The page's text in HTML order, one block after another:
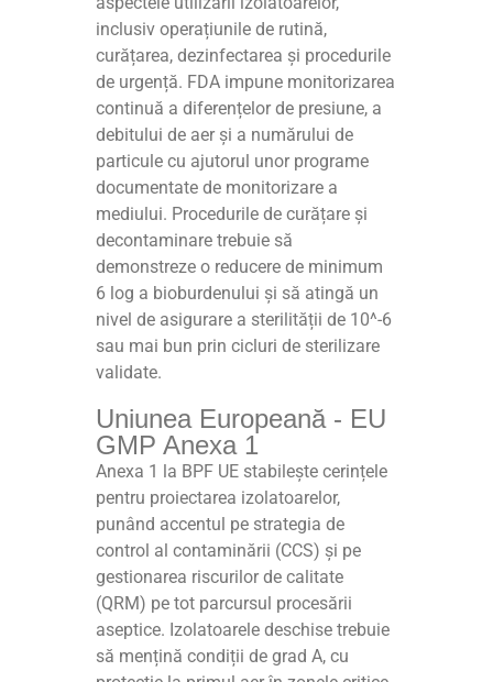
inclusiv operațiunile de rutină,
curățarea, dezinfectarea și procedurile
de urgență. FDA impune monitorizarea
continuă a diferențelor de presiune, a
debitului de aer și a numărului de
particule cu ajutorul unor programe
documentate de monitorizare a
mediului. Procedurile de curățare și
decontaminare trebuie să
demonstreze o reducere de minimum
6 log a bioburdenului și să atingă un
nivel de asigurare a sterilității de 10^-6
sau mai bun prin cicluri de sterilizare
validate.
Uniunea Europeană - EU
GMP Anexa 1
Anexa 1 la BPF UE stabilește cerințele
pentru proiectarea izolatoarelor,
punând accentul pe strategia de
control al contaminării (CCS) și pe
gestionarea riscurilor de calitate
(QRM) pe tot parcursul procesării
aseptice. Izolatoarele deschise trebuie
să mențină condiții de grad A, cu